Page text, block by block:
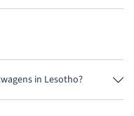
innerhalb der
in Lesotho?
Stornierung während der